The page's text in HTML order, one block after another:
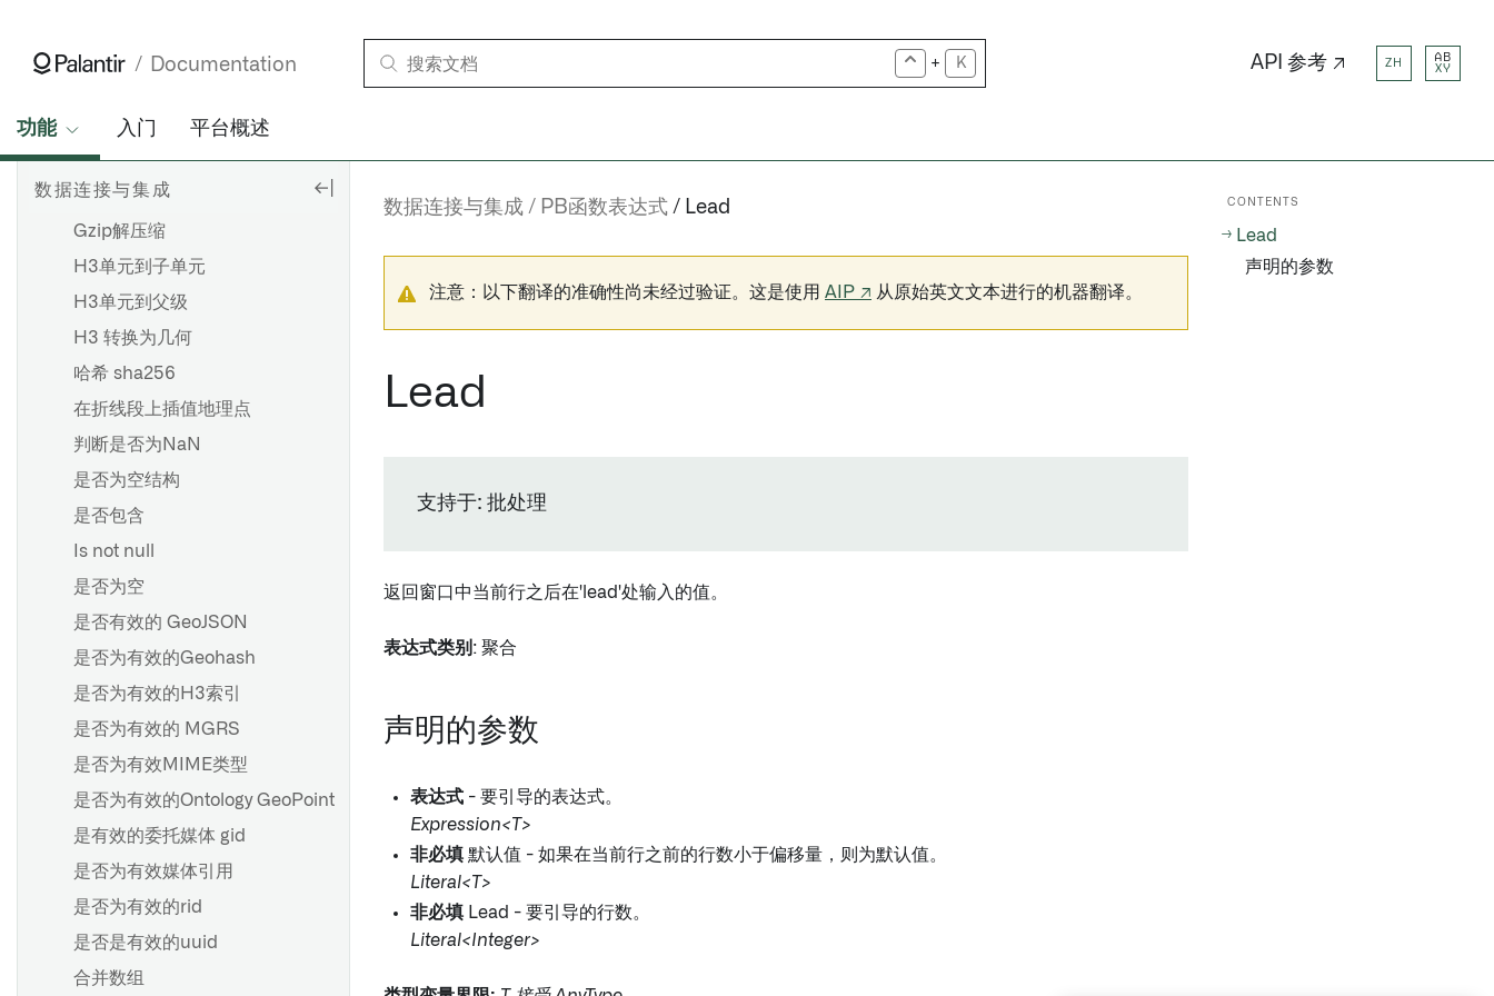
Documentation + K API 参考 ↗ ZH
AB
XY
功能 入门 平台概述
数据连接与集成
大于或等于
分组几何包络
分组几何联合
分组经纬度边界框
Gzip解压缩
H3单元到子单元
H3单元到父级
H3 转换为几何
哈希 sha256
在折线段上插值地理点
判断是否为NaN
是否为空结构
是否包含
Is not null
是否为空
是否有效的 GeoJSON
是否为有效的Geohash
是否为有效的H3索引
是否为有效的 MGRS
是否为有效MIME类型
是否为有效的Ontology GeoPoint
是有效的委托媒体 gid
是否为有效媒体引用
是否为有效的rid
是否是有效的uuid
合并数组
数据连接与集成 PB函数表达式 Lead
注意：以下翻译的准确性尚未经过验证。这是使用 AIP ↗ 从原始英文文本进行的机器翻译。
Lead
支持于: 批处理
返回窗口中当前行之后在'lead'处输入的值。
表达式类别 : 聚合
声明的参数
表达式 - 要引导的表达式。
Expression<T>
非必填 默认值 - 如果在当前行之前的行数小于偏移量，则为默认值。
Literal<T>
非必填 Lead - 要引导的行数。
Literal<Integer>
CONTENTS
Lead
声明的参数